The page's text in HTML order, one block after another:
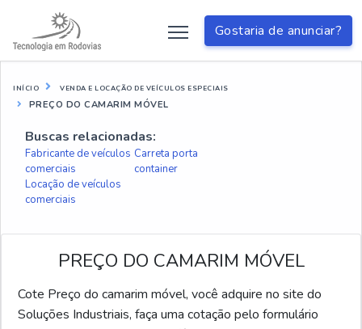
Gostaria de anunciar?
INÍCIO VENDA E LOCAÇÃO DE VEÍCULOS ESPECIAIS
PREÇO DO CAMARIM MÓVEL
Buscas relacionadas:
Fabricante de veículos
comerciais
Carreta porta
container
Locação de veículos
comerciais
PREÇO DO CAMARIM MÓVEL
Cote Preço do camarim móvel, você adquire no site do
Soluções Industriais, faça uma cotação pelo formulário